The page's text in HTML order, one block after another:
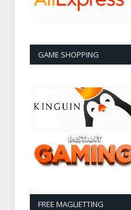
GAME SHOPPING
FREE MAGLIETTING